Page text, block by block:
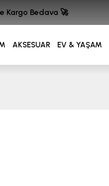
AKSESUAR EV & YAŞAM
Kargo Bedava 🚀